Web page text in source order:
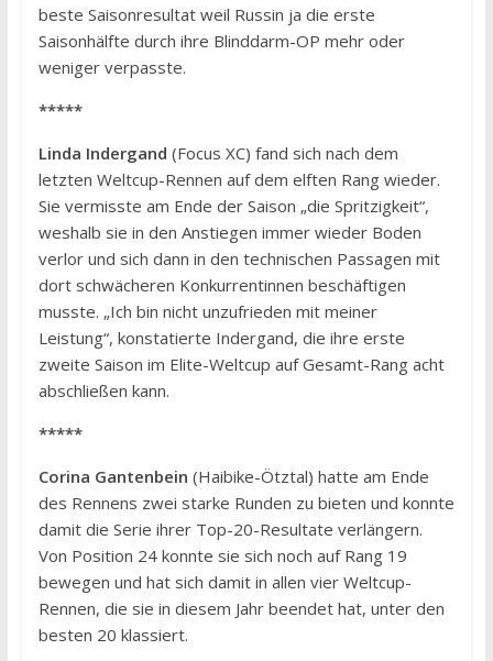
beste Saisonresultat weil Russin ja die erste
Saisonhälfte durch ihre Blinddarm-OP mehr oder
weniger verpasste.
*****
Linda Indergand (Focus XC) fand sich nach dem
letzten Weltcup-Rennen auf dem elften Rang wieder.
Sie vermisste am Ende der Saison „die Spritzigkeit“,
weshalb sie in den Anstiegen immer wieder Boden
verlor und sich dann in den technischen Passagen mit
dort schwächeren Konkurrentinnen beschäftigen
musste. „Ich bin nicht unzufrieden mit meiner
Leistung“, konstatierte Indergand, die ihre erste
zweite Saison im Elite-Weltcup auf Gesamt-Rang acht
abschließen kann.
*****
Corina Gantenbein (Haibike-Ötztal) hatte am Ende
des Rennens zwei starke Runden zu bieten und konnte
damit die Serie ihrer Top-20-Resultate verlängern.
Von Position 24 konnte sie sich noch auf Rang 19
bewegen und hat sich damit in allen vier Weltcup-
Rennen, die sie in diesem Jahr beendet hat, unter den
besten 20 klassiert.